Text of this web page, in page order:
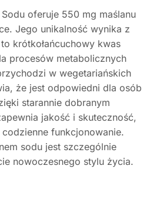
oferuje 550 mg maślanu
Jego unikalność wynika z
krótkołańcuchowy kwas
procesów metabolicznych
w wegetariańskich
że jest odpowiedni dla osób
starannie dobranym
jakość i skuteczność,
funkcjonowanie.
sodu jest szczególnie
nowoczesnego stylu życia.